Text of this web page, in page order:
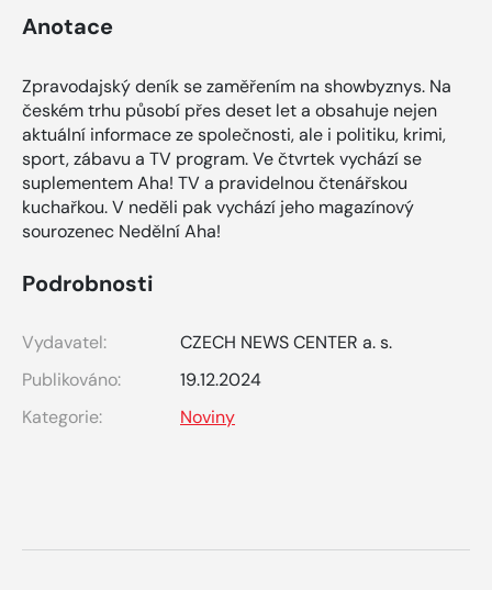
Anotace
Zpravodajský deník se zaměřením na showbyznys. Na
českém trhu působí přes deset let a obsahuje nejen
aktuální informace ze společnosti, ale i politiku, krimi,
sport, zábavu a TV program. Ve čtvrtek vychází se
suplementem Aha! TV a pravidelnou čtenářskou
kuchařkou. V neděli pak vychází jeho magazínový
sourozenec Nedělní Aha!
Podrobnosti
Vydavatel:
CZECH NEWS CENTER a. s.
Publikováno:
19.12.2024
Kategorie:
Noviny